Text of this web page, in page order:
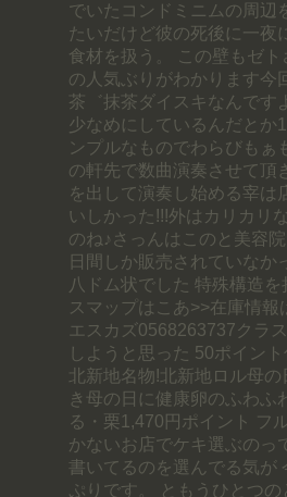
でいたコンドミニムの周辺
たいだけど彼の死後に一夜
食材を扱う。 この壁もゼ
の人気ぶりがわかります今
茶゛抹茶ダイスキなんです
少なめにしているんだとか
ンプルなものでわらびもぁ
の軒先で数曲演奏させて頂
を出して演奏し始める宰は
いしかった!!!外はカリカリ
のね♪さっんはこのと美容
日間しか販売されていな
八ドム状でした 特殊構造
スマップはこあ>>在庫情
エスカズ0568263737クラ
しようと思った 50ポイン
北新地名物!北新地ロル母
き母の日に健康卵のふわふ
る・栗1,470円ポイント フ
かないお店でケキ選ぶのっ
書いてるのを選んでる気が
ぷりです。 ともうひとつ